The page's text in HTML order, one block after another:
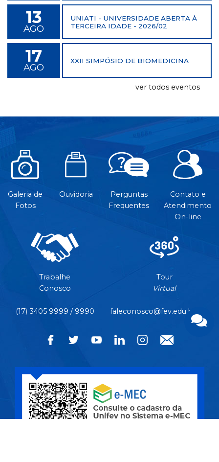
13
AGO
UNIATI - UNIVERSIDADE ABERTA À
TERCEIRA IDADE - 2026/02
17
AGO
XXII SIMPÓSIO DE BIOMEDICINA
ver todos eventos
Galeria de
Fotos
Ouvidoria
Perguntas
Frequentes
Contato e
Atendimento
On-line
Trabalhe
Conosco
Tour
Virtual
(17) 3405 9999 / 9990 faleconosco@fev.edu.br